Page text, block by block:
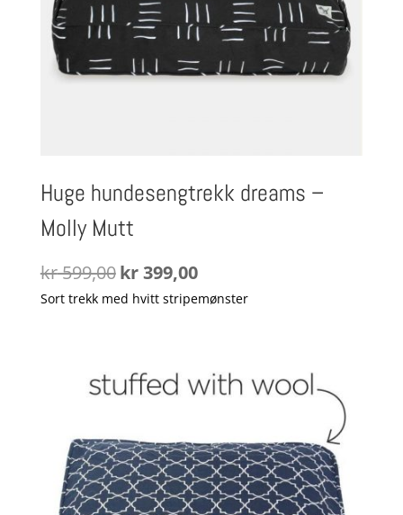
Huge hundesengtrekk dreams –
Molly Mutt
kr599,00 Opprinnelig
var:
kr399,00Nåværende
er:
Sort trekk med hvitt stripemønster